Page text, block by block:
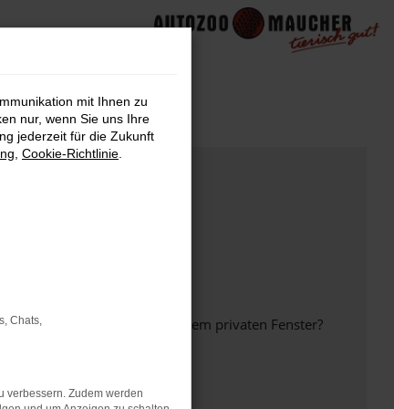
anderen Browser oder in einem privaten Fenster?
mit Ihnen zu
nur, wenn Sie uns Ihre
jederzeit für die Zukunft
Cookie-Richtlinie
Chats,
verbessern. Zudem werden